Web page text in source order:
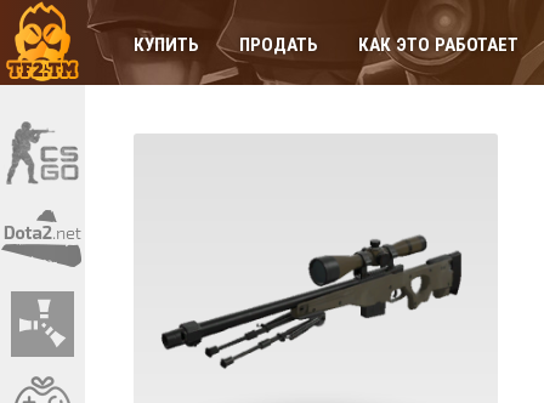
КУПИТЬ ПРОДАТЬ КАК ЭТО РАБОТАЕТ